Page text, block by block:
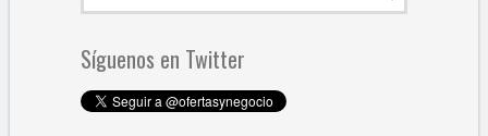
Síguenos en Twitter